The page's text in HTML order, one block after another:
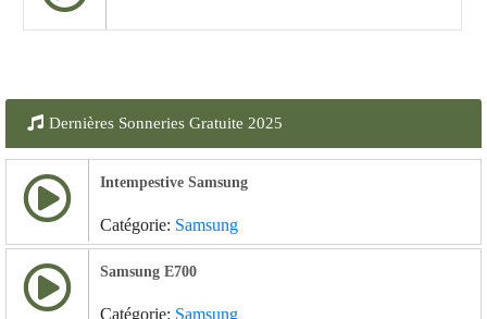
Dernières Sonneries Gratuite 2025
Intempestive Samsung
Catégorie: Samsung
Samsung E700
Catégorie: Samsung